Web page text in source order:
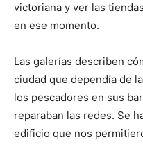
victoriana y ver las
en ese momento.
Las galerías describen
ciudad que dependía de
los pescadores en sus
reparaban las redes. Se
edificio que nos